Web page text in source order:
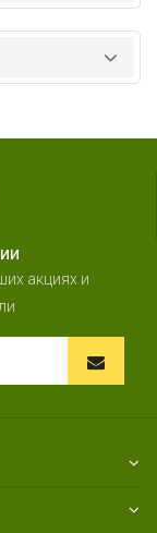
акциях и